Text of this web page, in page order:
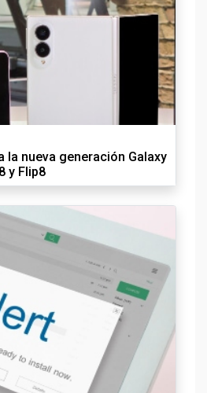
la nueva generación Galaxy
y Flip8